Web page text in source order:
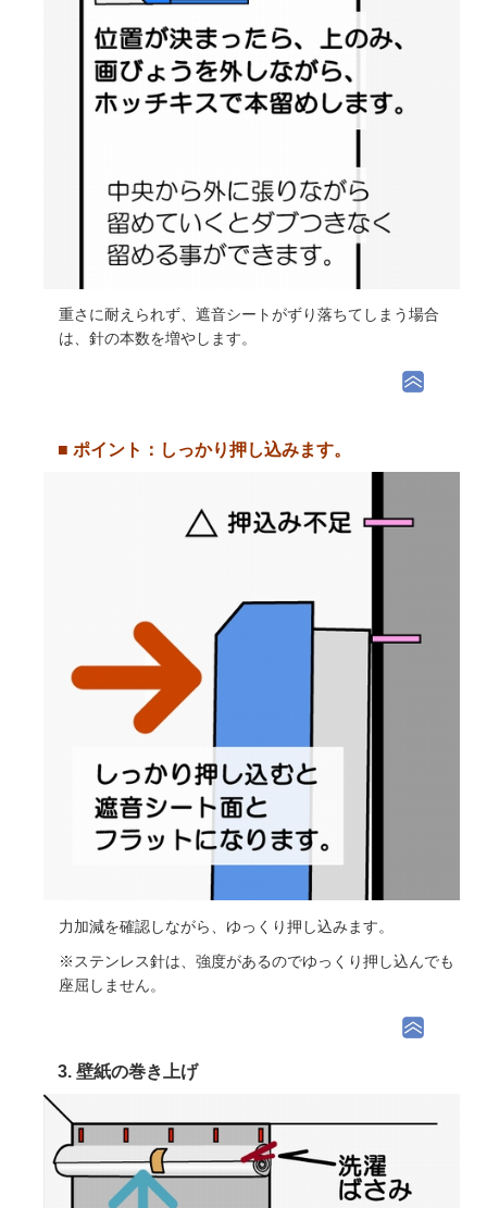
重さに耐えられず、遮音シートがずり落ちてしまう場合
は、針の本数を増やします。
■ ポイント：しっかり押し込みます。
力加減を確認しながら、ゆっくり押し込みます。
※ステンレス針は、強度があるのでゆっくり押し込んでも
座屈しません。
3. 壁紙の巻き上げ